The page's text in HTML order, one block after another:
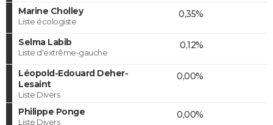
Marine Cholley
Liste écologiste
0,35%
Selma Labib
Liste d'extrême-gauche
0,12%
Léopold-Edouard Deher-
Lesaint
Liste Divers
0,00%
Philippe Ponge
Liste Divers
0,00%